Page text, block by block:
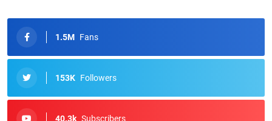
1.5M Fans
153K Followers
40.3k Subscribers